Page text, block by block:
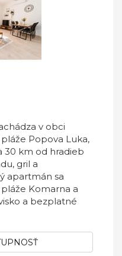
v obci
Popova Luka,
30 km od hradieb
gril a
apartmán sa
Komarna a
a bezplatné